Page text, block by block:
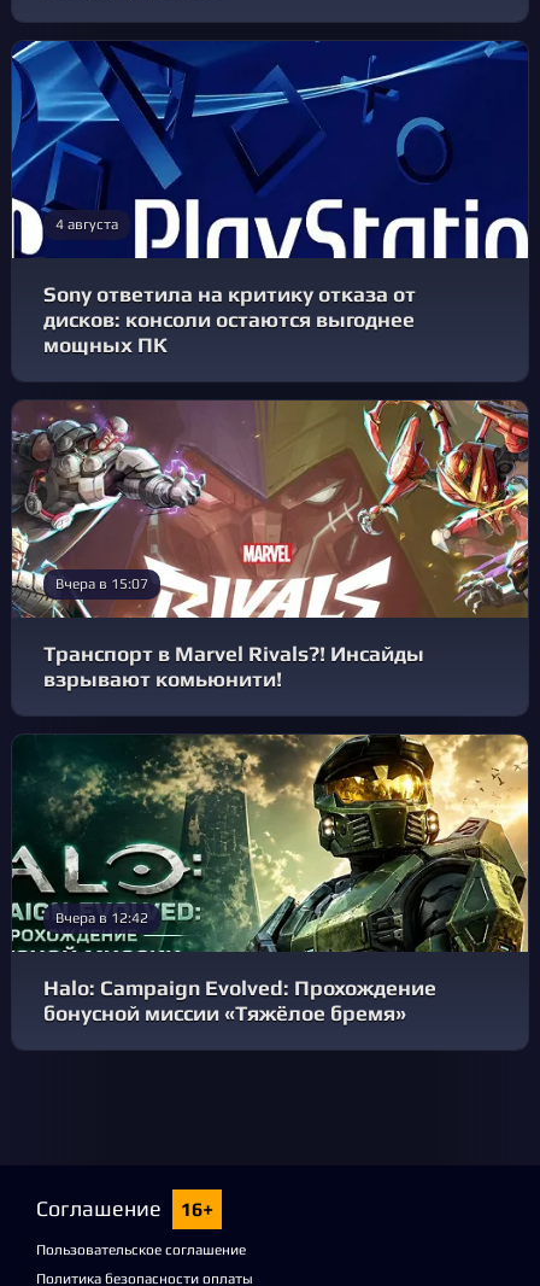
4 августа
Sony ответила на критику отказа от
дисков: консоли остаются выгоднее
мощных ПК
Вчера в 15:07
Транспорт в Marvel Rivals?! Инсайды
взрывают комьюнити!
Вчера в 12:42
Halo: Campaign Evolved: Прохождение
бонусной миссии «Тяжёлое бремя»
Соглашение 16+
Пользовательское соглашение
Политика безопасности оплаты